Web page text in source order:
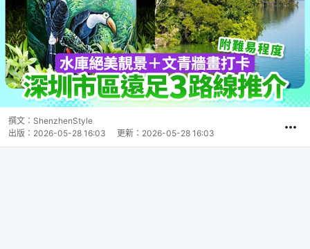
撰文： ShenzhenStyle
出版： 2026-05-28 16:03 更新： 2026-05-28 16:03